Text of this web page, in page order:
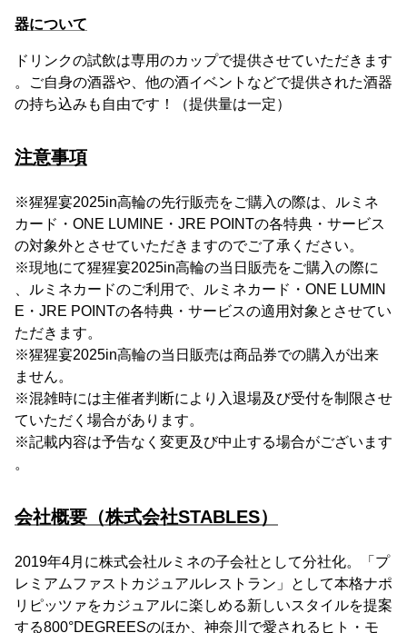
器について
ドリンクの試飲は専用のカップで提供させていただきます
。ご自身の酒器や、他の酒イベントなどで提供された酒器
の持ち込みも自由です！（提供量は一定）
注意事項
※猩猩宴2025in高輪の先行販売をご購入の際は、ルミネ
カード・ONE LUMINE・JRE POINTの各特典・サービス
の対象外とさせていただきますのでご了承ください。
※現地にて猩猩宴2025in高輪の当日販売をご購入の際に
、ルミネカードのご利用で、ルミネカード・ONE LUMIN
E・JRE POINTの各特典・サービスの適用対象とさせてい
ただきます。
※猩猩宴2025in高輪の当日販売は商品券での購入が出来
ません。
※混雑時には主催者判断により入退場及び受付を制限させ
ていただく場合があります。
※記載内容は予告なく変更及び中止する場合がございます
。
会社概要（株式会社STABLES）
2019年4月に株式会社ルミネの子会社として分社化。「プ
レミアムファストカジュアルレストラン」として本格ナポ
リピッツァをカジュアルに楽しめる新しいスタイルを提案
する800°DEGREESのほか、神奈川で愛されるヒト・モ